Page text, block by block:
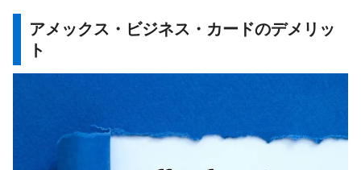
アメックス・ビジネス・カードのデメリッ
ト